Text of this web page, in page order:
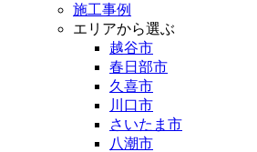
施工事例
エリアから選ぶ
越谷市
春日部市
久喜市
川口市
さいたま市
八潮市